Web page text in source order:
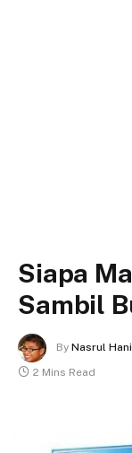
Siapa
Sambil
By Nasrul
2 Mins Read